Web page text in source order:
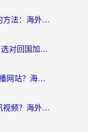
国外用微信加速器的方法：海外党无缝连接国内生活的实用指南
国外看芒果tv总卡？选对回国加速器，轻松追《浪姐》不费劲
在国外怎么看nba直播网站？海外党专属体育观赛指南，告别地区限制！
国外怎么看手机腾讯视频？海外党亲测有效的追剧加速器选择指南